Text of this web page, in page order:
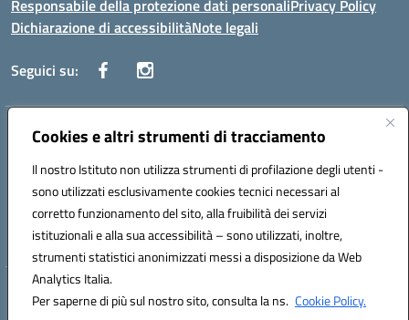
Cookies e altri strumenti di tracciamento
Il nostro Istituto non utilizza strumenti di profilazione degli utenti -
sono utilizzati esclusivamente cookies tecnici necessari al
corretto funzionamento del sito, alla fruibilità dei servizi
istituzionali e alla sua accessibilità – sono utilizzati, inoltre,
strumenti statistici anonimizzati messi a disposizione da Web
Analytics Italia.
Per saperne di più sul nostro sito, consulta la ns. Cookie Policy.
Responsabile della protezione dati personaliPrivacy Policy
Dichiarazione di accessibilitàNote legali
Seguici su:
Indirizzo:Corso Vittorio Emanuele, 27 90133 - Palermo
Posta elettronica certificata (PEC):pais03600r@pec.istruzione.it
Codice fiscale: 97308550827
Codice meccanografico: PAIS03600R
Hosting & Powered by 3D Solution S.r.l.
Concept & Design by Designers Italia